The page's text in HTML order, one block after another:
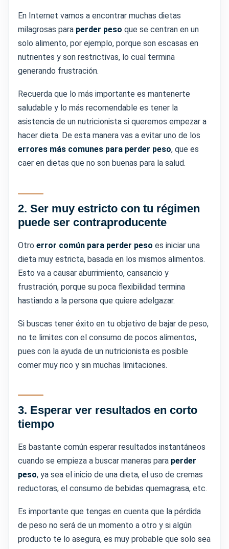
En Internet vamos a encontrar muchas dietas
milagrosas para perder peso que se centran en un
solo alimento, por ejemplo, porque son escasas en
nutrientes y son restrictivas, lo cual termina
generando frustración.
Recuerda que lo más importante es mantenerte
saludable y lo más recomendable es tener la
asistencia de un nutricionista si queremos empezar a
hacer dieta. De esta manera vas a evitar uno de los
errores más comunes para perder peso, que es
caer en dietas que no son buenas para la salud.
2. Ser muy estricto con tu régimen
puede ser contraproducente
Otro error común para perder peso es iniciar una
dieta muy estricta, basada en los mismos alimentos.
Esto va a causar aburrimiento, cansancio y
frustración, porque su poca flexibilidad termina
hastiando a la persona que quiere adelgazar.
Si buscas tener éxito en tu objetivo de bajar de peso,
no te limites con el consumo de pocos alimentos,
pues con la ayuda de un nutricionista es posible
comer muy rico y sin muchas limitaciones.
3. Esperar ver resultados en corto
tiempo
Es bastante común esperar resultados instantáneos
cuando se empieza a buscar maneras para perder
peso, ya sea el inicio de una dieta, el uso de cremas
reductoras, el consumo de bebidas quemagrasa, etc.
Es importante que tengas en cuenta que la pérdida
de peso no será de un momento a otro y si algún
producto te lo asegura, es muy probable que solo sea